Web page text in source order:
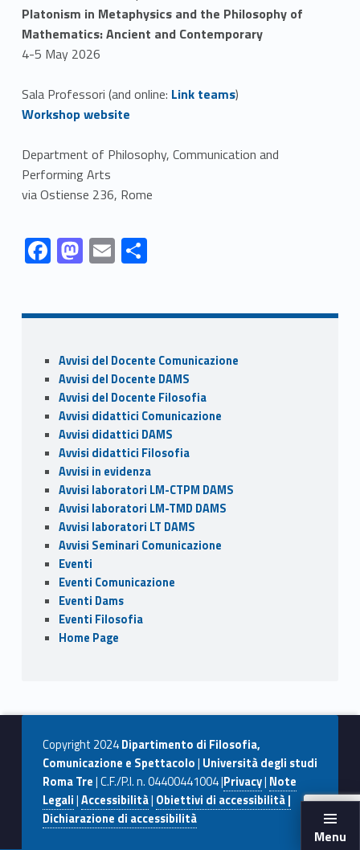
Menu
Platonism in Metaphysics and the Philosophy of
Mathematics: Ancient and Contemporary
4-5 May 2026
Sala Professori (and online: Link identifier #identifier__70781-1Link teams)
Link identifier #identifier__105145-2
Workshop website
Department of Philosophy, Communication and
Performing Arts
via Ostiense 236, Rome
Link identifier #identifier__88155-1 F
ac
b
o
o
k
Link identifier #identifier__119916-2 M
as
d
o
n
Link identifier #identifier__50848-3 E
m
l
Link identifier #identifier__53382-4 C
di
vi
di
Sidebar
Avvisi del Docente Comunicazione
Avvisi del Docente DAMS
Avvisi del Docente Filosofia
Avvisi didattici Comunicazione
Avvisi didattici DAMS
Avvisi didattici Filosofia
Avvisi in evidenza
Avvisi laboratori LM-CTPM DAMS
Avvisi laboratori LM-TMD DAMS
Avvisi laboratori LT DAMS
Avvisi Seminari Comunicazione
Eventi
Eventi Comunicazione
Eventi Dams
Eventi Filosofia
Home Page
Copyright 2024Dipartimento di Filosofia,
Comunicazione e Spettacolo| Università degli studi
Roma Tre| C.F./P.I. n. 04400441004 |Privacy| Note
Legali|Accessibilità| Obiettivi di accessibilità |
Dichiarazione di accessibilità